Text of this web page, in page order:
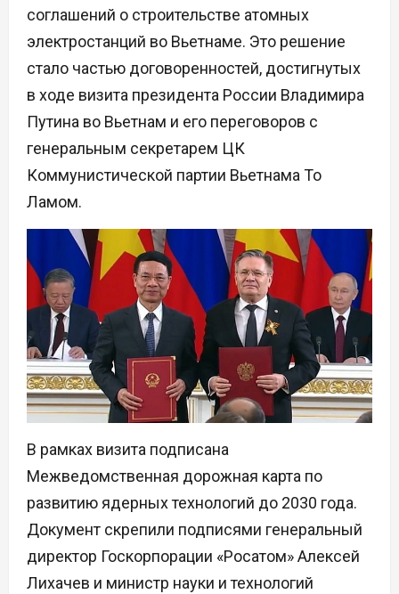
соглашений о строительстве атомных
электростанций во Вьетнаме. Это решение
стало частью договоренностей, достигнутых
в ходе визита президента России Владимира
Путина во Вьетнам и его переговоров с
генеральным секретарем ЦК
Коммунистической партии Вьетнама То
Ламом.
В рамках визита подписана
Межведомственная дорожная карта по
развитию ядерных технологий до 2030 года.
Документ скрепили подписями генеральный
директор Госкорпорации «Росатом» Алексей
Лихачев и министр науки и технологий